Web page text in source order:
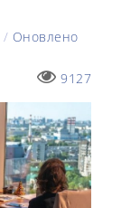
/ Оновлено
9127